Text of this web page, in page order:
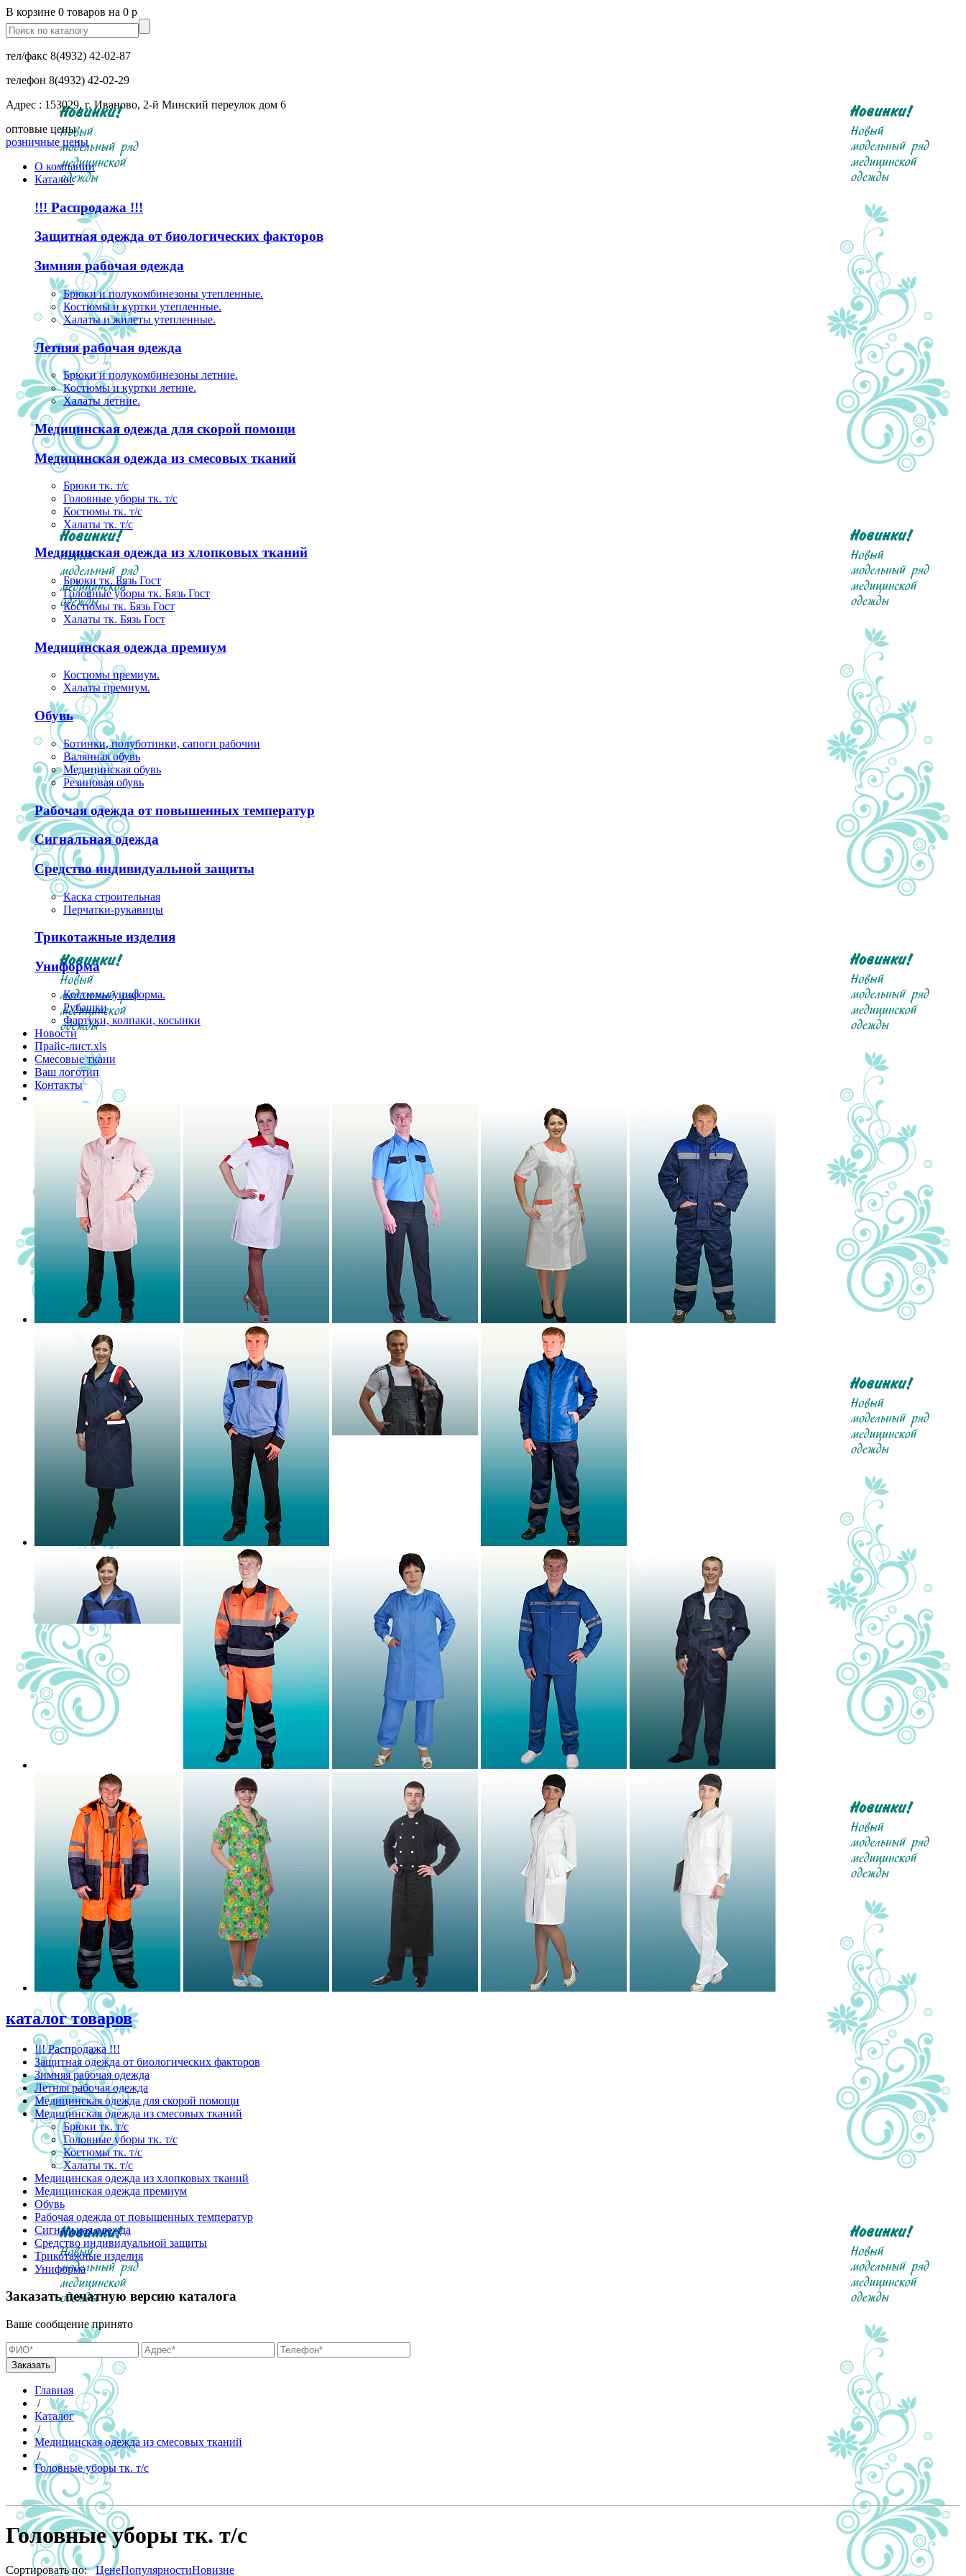
В корзине 0 товаров на 0 р
тел/факс 8(4932) 42-02-87
телефон 8(4932) 42-02-29
Адрес : 153029, г. Иваново, 2-й Минский переулок дом 6
оптовые цены
розничные цены
О компании
Каталог
!!! Распродажа !!!
Защитная одежда от биологических факторов
Зимняя рабочая одежда
Брюки и полукомбинезоны утепленные.
Костюмы и куртки утепленные.
Халаты и жилеты утепленные.
Летняя рабочая одежда
Брюки и полукомбинезоны летние.
Костюмы и куртки летние.
Халаты летние.
Медицинская одежда для скорой помощи
Медицинская одежда из смесовых тканий
Брюки тк. т/с
Головные уборы тк. т/с
Костюмы тк. т/с
Халаты тк. т/с
Медицинская одежда из хлопковых тканий
Брюки тк. Бязь Гост
Головные уборы тк. Бязь Гост
Костюмы тк. Бязь Гост
Халаты тк. Бязь Гост
Медицинская одежда премиум
Костюмы премиум.
Халаты премиум.
Обувь
Ботинки, полуботинки, сапоги рабочии
Валянная обувь
Медицинская обувь
Резиновая обувь
Рабочая одежда от повышенных температур
Сигнальная одежда
Средство индивидуальной защиты
Каска строительная
Перчатки-рукавицы
Трикотажные изделия
Униформа
Костюмы униформа.
Рубашки
Фартуки, колпаки, косынки
Новости
Прайс-лист.xls
Смесовые ткани
Ваш логотип
Контакты
каталог товаров
!!! Распродажа !!!
Защитная одежда от биологических факторов
Зимняя рабочая одежда
Летняя рабочая одежда
Медицинская одежда для скорой помощи
Медицинская одежда из смесовых тканий
Брюки тк. т/с
Головные уборы тк. т/с
Костюмы тк. т/с
Халаты тк. т/с
Медицинская одежда из хлопковых тканий
Медицинская одежда премиум
Обувь
Рабочая одежда от повышенных температур
Сигнальная одежда
Средство индивидуальной защиты
Трикотажные изделия
Униформа
Заказать печатную версию каталога
Ваше сообщение принято
Главная
/
Каталог
/
Медицинская одежда из смесовых тканий
/
Головные уборы тк. т/с
Головные уборы тк. т/с
Сортировать по:ЦенеПопулярностиНовизне